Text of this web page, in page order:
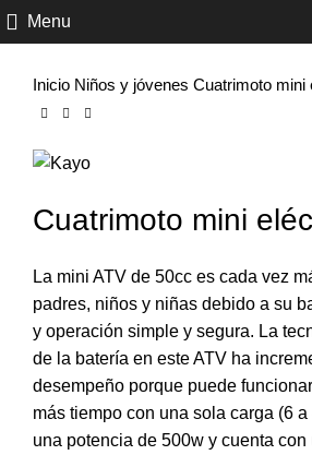
Menu
Inicio Niños y jóvenes Cuatrimoto mini
Cuatrimoto mini
La mini ATV de 50cc es cada vez
padres, niños y niñas debido a su
y operación simple y segura. La
de la batería en este ATV ha
desempeño porque puede
más tiempo con una sola carga (6
una potencia de 500w y cuenta